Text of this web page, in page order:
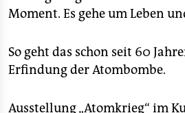
Moment. Es gehe um Leben
So geht das schon seit 60
Erfindung der Atombombe.
Ausstellung „Atomkrieg“ im